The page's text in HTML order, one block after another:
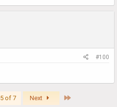
#100
5 of 7 Next